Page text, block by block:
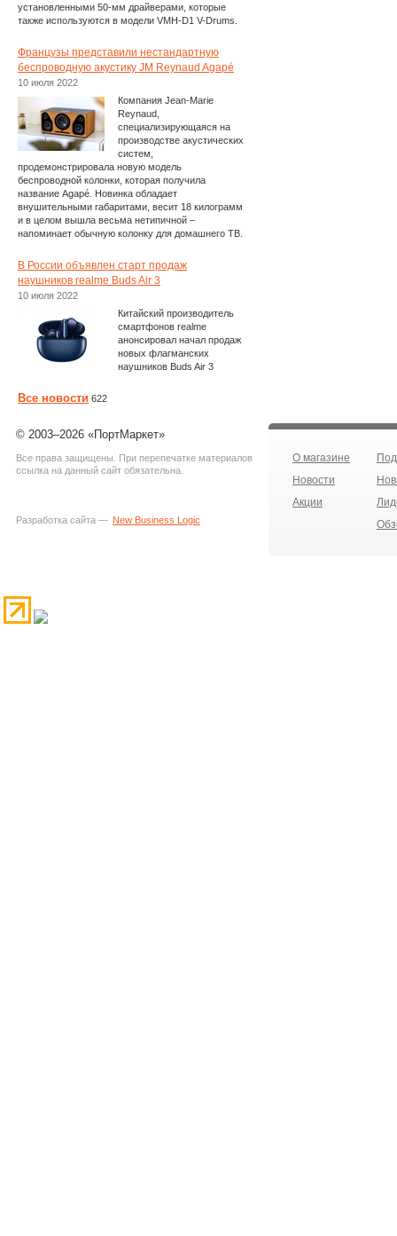
установленными 50-мм драйверами, которые
также используются в модели VMH-D1 V-Drums.
Французы представили нестандартную
беспроводную акустику JM Reynaud Agapé
10 июля 2022
Компания Jean-Marie
Reynaud,
специализирующаяся на
производстве акустических
систем,
продемонстрировала новую модель
беспроводной колонки, которая получила
название Agapé. Новинка обладает
внушительными габаритами, весит 18 килограмм
и в целом вышла весьма нетипичной –
напоминает обычную колонку для домашнего ТВ.
В России объявлен старт продаж
наушников realme Buds Air 3
10 июля 2022
Китайский производитель
смартфонов realme
анонсировал начал продаж
новых флагманских
наушников Buds Air 3
Все новости 622
© 2003–2026 «ПортМаркет»
Все права защищены. При перепечатке материалов
ссылка на данный сайт обязательна.
Разработка сайта — New Business Logic
О магазине
Новости
Акции